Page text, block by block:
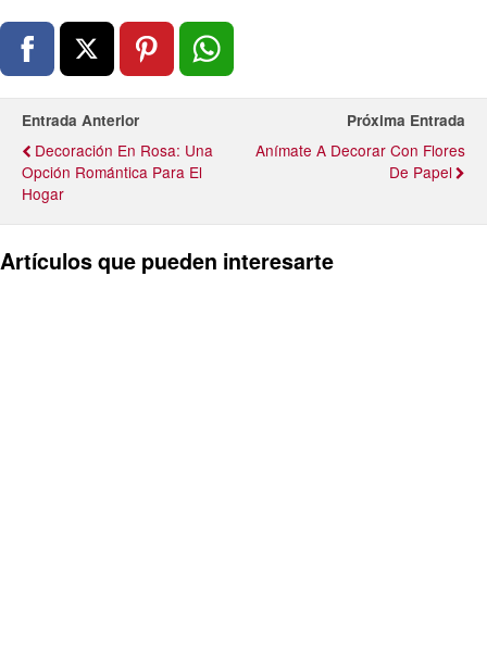
Entrada Anterior
Decoración En Rosa: Una
Opción Romántica Para El
Hogar
Próxima Entrada
Anímate A Decorar Con Flores
De Papel
Artículos que pueden interesarte